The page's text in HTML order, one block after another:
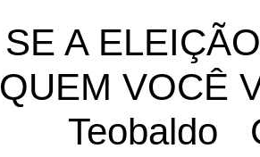
SE A
QUEM VOCÊ
Teobaldo